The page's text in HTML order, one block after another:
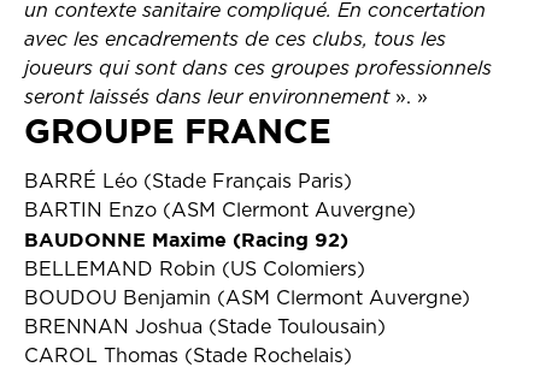
un contexte sanitaire compliqué. En concertation
avec les encadrements de ces clubs, tous les
joueurs qui sont dans ces groupes professionnels
seront laissés dans leur environnement». »
GROUPE FRANCE
BARRÉ Léo (Stade Français Paris)
BARTIN Enzo (ASM Clermont Auvergne)
BAUDONNE Maxime (Racing 92)
BELLEMAND Robin (US Colomiers)
BOUDOU Benjamin (ASM Clermont Auvergne)
BRENNAN Joshua (Stade Toulousain)
CAROL Thomas (Stade Rochelais)